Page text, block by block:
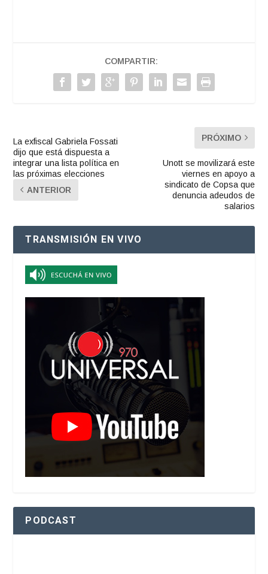
COMPARTIR:
La exfiscal Gabriela Fossati
dijo que está dispuesta a
integrar una lista política en
las próximas elecciones
ANTERIOR
PRÓXIMO
Unott se movilizará este
viernes en apoyo a
sindicato de Copsa que
denuncia adeudos de
salarios
TRANSMISIÓN EN VIVO
PODCAST